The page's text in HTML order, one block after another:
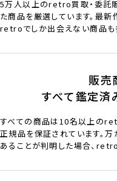
5万人以上のretro買取・委託
た商品を厳選しています。最
retroでしか出会えない商品も
販売
すべて鑑定済
すべての商品は10名以上の
正規品を保証されています。
あることが判明した場合、